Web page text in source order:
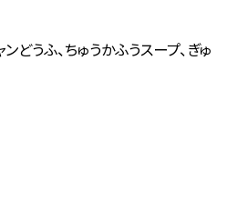
どうふ、ちゅうかふうスープ、ぎゅ